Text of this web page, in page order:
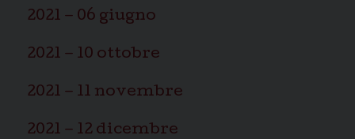
2021 – 06 giugno
2021 – 10 ottobre
2021 – 11 novembre
2021 – 12 dicembre